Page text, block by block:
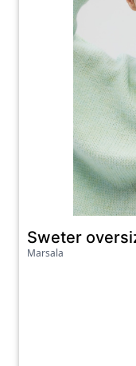
Sweter
Marsala